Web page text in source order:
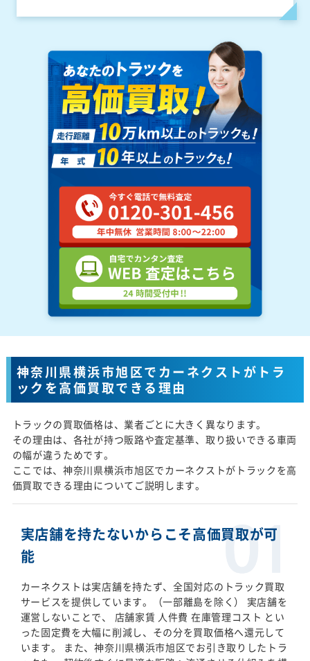
神奈川県横浜市旭区でカーネクストがトラ
ックを高価買取できる理由
トラックの買取価格は、業者ごとに大きく異なります。
その理由は、各社が持つ販路や査定基準、取り扱いできる車両
の幅が違うためです。
ここでは、神奈川県横浜市旭区でカーネクストがトラックを高
価買取できる理由についてご説明します。
実店舗を持たないからこそ高価買取が可
能
カーネクストは実店舗を持たず、全国対応のトラック買取
サービスを提供しています。（一部離島を除く） 実店舗を
運営しないことで、 店舗家賃 人件費 在庫管理コスト とい
った固定費を大幅に削減し、その分を買取価格へ還元して
います。 また、神奈川県横浜市旭区でお引き取りしたトラ